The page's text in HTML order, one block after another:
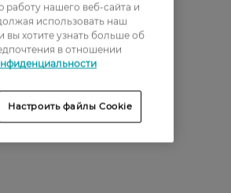
1
2
3
5
нашего веб-сайта и
использовать наш
вы хотите узнать больше об
в отношении
Настроить файлы Cookie